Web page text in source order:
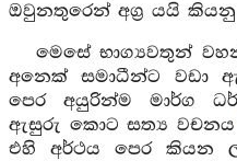
ඔවුනතුරෙන් අග්‍ර යයි කියනු
මෙසේ භාග්‍යවතුන්
අනෙක් සමාධීන්ට වඩා
පෙර අයුරින්ම මාර්ග
ඇසුරු කොට සත්‍ය වචනය
එහි අර්ථය පෙර කියන